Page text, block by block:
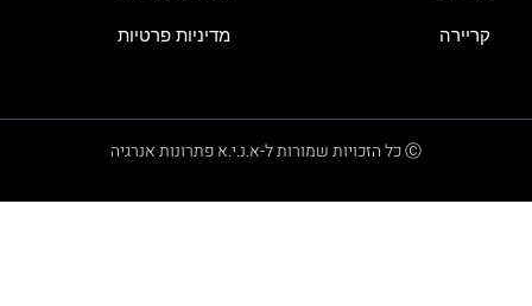
קריירה מדיניות פרטיות
Ⓒ כל הזכויות שמורות ל-א.נ.י.א פתרונות אנרגיה